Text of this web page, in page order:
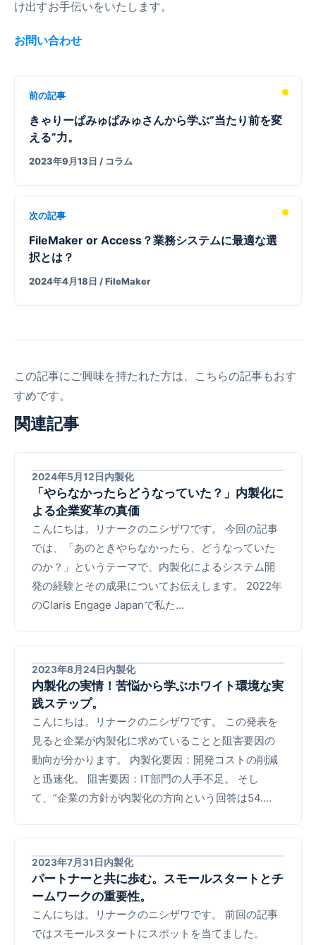
け出すお手伝いをいたします。
お問い合わせ
前の記事
きゃりーぱみゅぱみゅさんから学ぶ”当たり前を変
える”力。
2023年9月13日 / コラム
次の記事
FileMaker or Access？業務システムに最適な選
択とは？
2024年4月18日 / FileMaker
この記事にご興味を持たれた方は、こちらの記事もおす
すめです。
関連記事
2024年5月12日 内製化
「やらなかったらどうなっていた？」内製化に
よる企業変革の真価
こんにちは。リナークのニシザワです。 今回の記事
では、「あのときやらなかったら、どうなっていた
のか？」というテーマで、内製化によるシステム開
発の経験とその成果についてお伝えします。 2022年
のClaris Engage Japanで私た…
2023年8月24日 内製化
内製化の実情！苦悩から学ぶホワイト環境な実
践ステップ。
こんにちは。リナークのニシザワです。 この発表を
見ると企業が内製化に求めていることと阻害要因の
動向が分かります。 内製化要因：開発コストの削減
と迅速化。 阻害要因：IT部門の人手不足。 そし
て、”企業の方針が内製化の方向という回答は54.…
2023年7月31日 内製化
パートナーと共に歩む。スモールスタートとチ
ームワークの重要性。
こんにちは。リナークのニシザワです。 前回の記事
ではスモールスタートにスポットを当てました。